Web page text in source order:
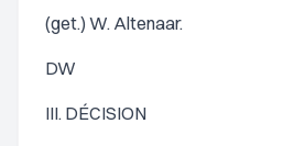
(get.) W. Altenaar.
DW
III. DÉCISION